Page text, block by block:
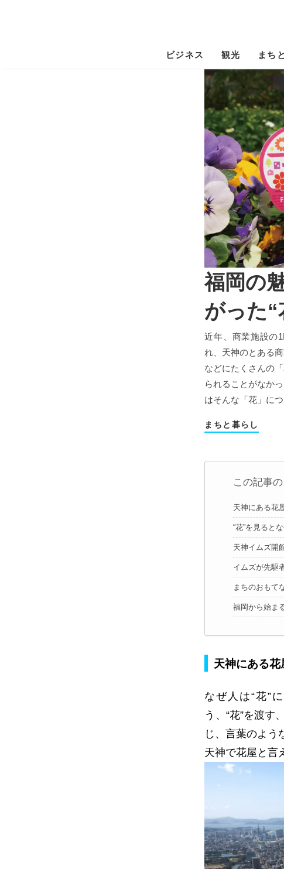
ビジネス 観光 まち
福岡の
がった“
近年、商業施設の
れ、天神のとある
などにたくさんの
られることがなか
はそんな「花」に
まちと暮らし
この記事
天神にある花
“花”を見ると
天神イムズ開
イムズが先駆
まちのおもて
福岡から始ま
天神にある
なぜ人は“花”
う、“花”を渡す
じ、言葉のよう
天神で花屋と言